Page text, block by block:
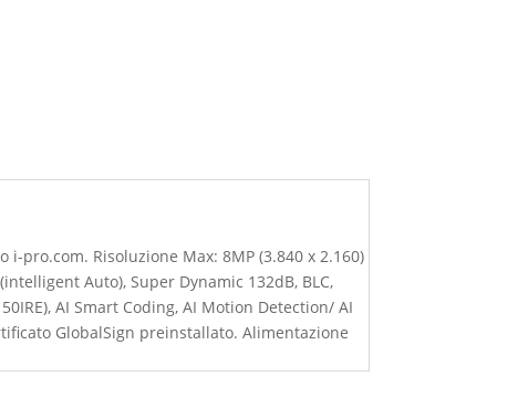
pro.com. Risoluzione Max: 8MP (3.840 x 2.160)
Auto), Super Dynamic 132dB, BLC,
AI Smart Coding, AI Motion Detection/ AI
GlobalSign preinstallato. Alimentazione